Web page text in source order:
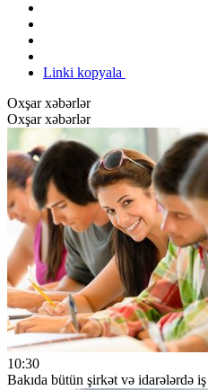
Linki kopyala
Oxşar xəbərlər
Oxşar xəbərlər
10:30
Bakıda bütün şirkət və idarələrdə